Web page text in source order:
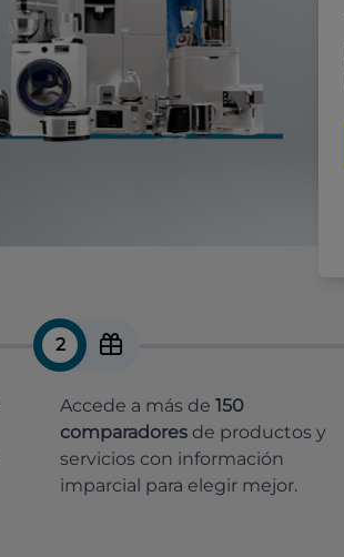
2
Accede a más de 150
comparadoresde productos y
servicios con información
imparcial para elegir mejor.